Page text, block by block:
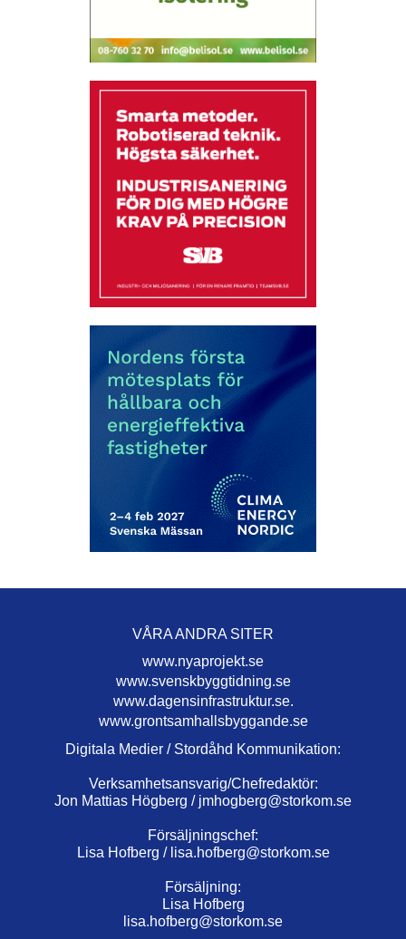
VÅRA ANDRA SITER
www.nyaprojekt.se
www.svenskbyggtidning.se
www.dagensinfrastruktur.se.
www.grontsamhallsbyggande.se
Digitala Medier / Stordåhd Kommunikation:
Verksamhetsansvarig/Chefredaktör:
Jon Mattias Högberg / jmhogberg@storkom.se
Försäljningschef:
Lisa Hofberg / lisa.hofberg@storkom.se
Försäljning:
Lisa Hofberg
lisa.hofberg@storkom.se